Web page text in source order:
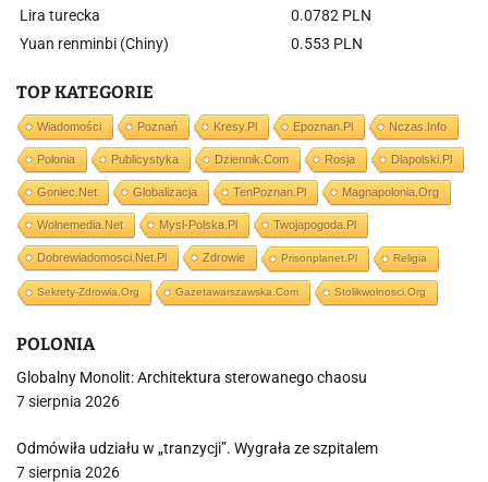
Lira turecka
0.0782 PLN
Yuan renminbi (Chiny)
0.553 PLN
TOP KATEGORIE
Wiadomości Poznań Kresy.pl Epoznan.pl Nczas.info
Polonia Publicystyka Dziennik.com Rosja Dlapolski.pl
Goniec.net Globalizacja TenPoznan.pl Magnapolonia.org
Wolnemedia.net Mysl-Polska.pl Twojapogoda.pl
Dobrewiadomosci.net.pl Zdrowie Prisonplanet.pl Religia
Sekrety-Zdrowia.org Gazetawarszawska.com Stolikwolnosci.org
POLONIA
Globalny Monolit: Architektura sterowanego chaosu
7 sierpnia 2026
Odmówiła udziału w „tranzycji”. Wygrała ze szpitalem
7 sierpnia 2026